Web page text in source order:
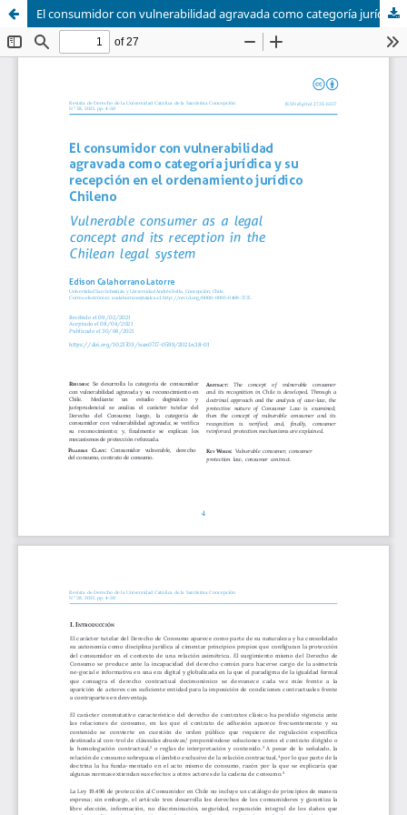
El consumidor con vulnerabilidad agravada como categoría jurídica y su recepción en el ordenamiento jurídico chileno